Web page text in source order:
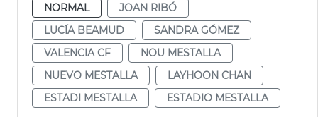
NORMAL
JOAN RIBÓ
LUCÍA BEAMUD
SANDRA GÓMEZ
VALENCIA CF
NOU MESTALLA
NUEVO MESTALLA
LAYHOON CHAN
ESTADI MESTALLA
ESTADIO MESTALLA